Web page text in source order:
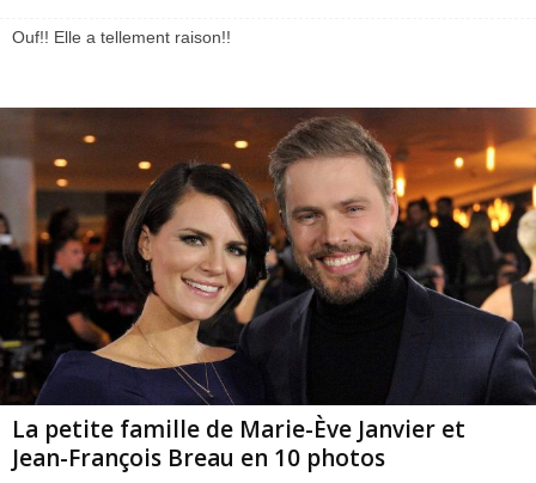
Ouf!! Elle a tellement raison!!
La petite famille de Marie-Ève Janvier et
Jean-François Breau en 10 photos